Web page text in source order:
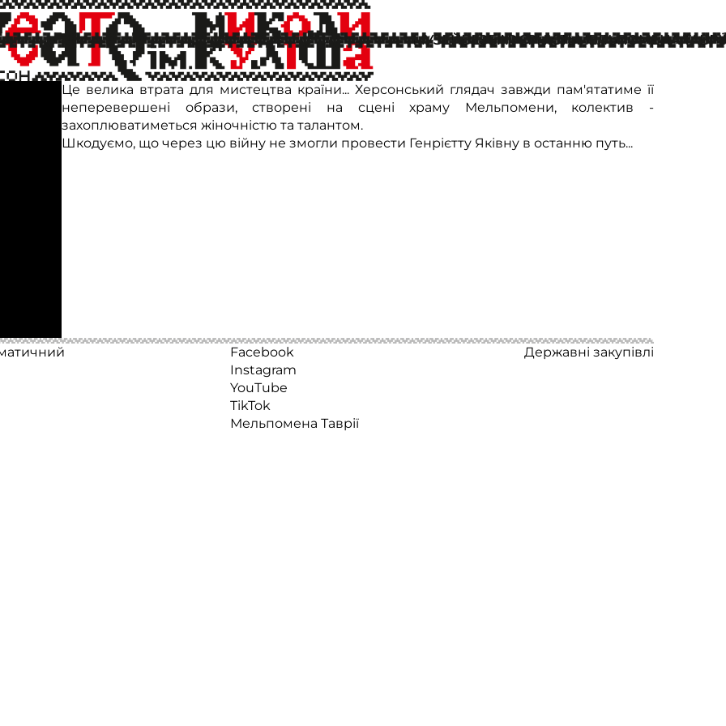
МУЗЕЙБЕЗБАР'ЄРНІСТЬМЕЛЬПОМЕНА ТАВРІЇ
Днями нас шокувала новина - у грудні пішла у вічність заслужена артистка України
Генрієтта Пташник, яка тривалий час працювала в нашому театрі.
Це велика втрата для мистецтва країни... Херсонський глядач завжди пам'ятатиме її
неперевершені образи, створені на сцені храму Мельпомени, колектив -
захоплюватиметься жіночністю та талантом.
Шкодуємо, що через цю війну не змогли провести Генрієтту Яківну в останню путь...
Facebook
Instagram
YouTube
TikTok
Мельпомена Таврії
Державні закупівлі